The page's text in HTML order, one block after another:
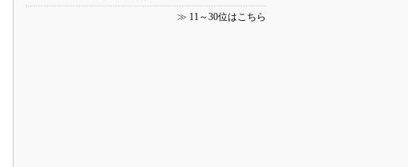
≫ 11～30位はこちら